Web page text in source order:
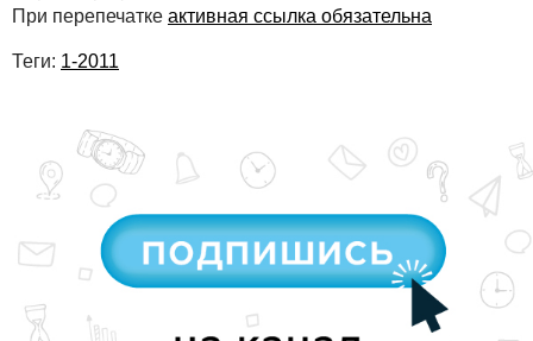
При перепечатке активная ссылка обязательна
Теги: 1-2011